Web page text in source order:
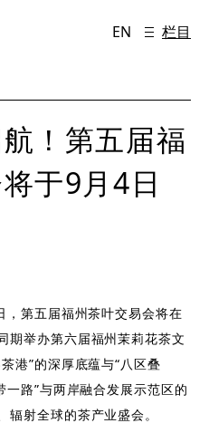
EN 栏目
！第五届福
于9月4日
第五届福州茶叶交易会将在
期举办第六届福州茉莉花茶文
港”的深厚底蕴与“八区叠
一路”与两岸融合发展示范区的
射全球的茶产业盛会。